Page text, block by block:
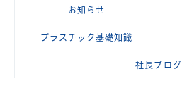
お知らせ
プラスチック基礎知識
社長ブログ